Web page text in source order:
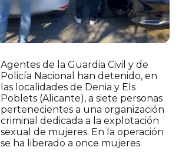
Agentes de la Guardia Civil y de
Policía Nacional han detenido, en
las localidades de Denia y Els
Poblets (Alicante), a siete personas
pertenecientes a una organización
criminal dedicada a la explotación
sexual de mujeres. En la operación
se ha liberado a once mujeres.